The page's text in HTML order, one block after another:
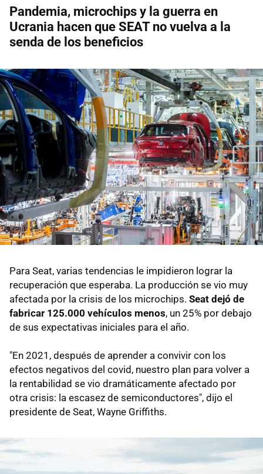
Pandemia, microchips y la guerra en
Ucrania hacen que SEAT no vuelva a la
senda de los beneficios
Para Seat, varias tendencias le impidieron lograr la
recuperación que esperaba. La producción se vio muy
afectada por la crisis de los microchips. Seat dejó de
fabricar 125.000 vehículos menos, un 25% por debajo
de sus expectativas iniciales para el año.
"En 2021, después de aprender a convivir con los
efectos negativos del covid, nuestro plan para volver a
la rentabilidad se vio dramáticamente afectado por
otra crisis: la escasez de semiconductores", dijo el
presidente de Seat, Wayne Griffiths.